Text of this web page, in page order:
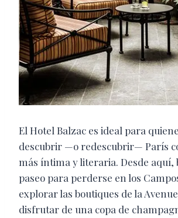
El Hotel Balzac es ideal para
descubrir —o redescubrir— París
más íntima y literaria. Desde aquí,
paseo para perderse en los
explorar las boutiques de la
disfrutar de una copa de